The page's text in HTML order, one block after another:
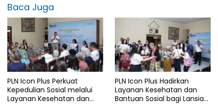
Baca Juga
PLN Icon Plus Perkuat
Kepedulian Sosial melalui
Layanan Kesehatan dan
PLN Icon Plus Hadirkan
Layanan Kesehatan dan
Bantuan Sosial bagi Lansia